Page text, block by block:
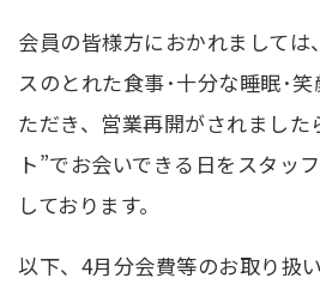
会員の皆様方におかれまして
スのとれた食事･十分な睡眠･
ただき、営業再開がされました
ト”でお会いできる日をスタッ
しております。
以下、4月分会費等のお取り扱